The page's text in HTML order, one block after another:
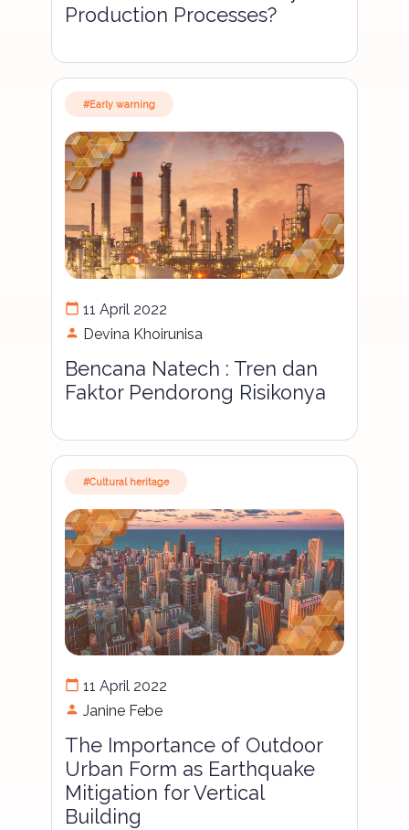
Production Processes?
#Early warning
calendar_today 11 April 2022
person Devina Khoirunisa
Bencana Natech : Tren dan
Faktor Pendorong Risikonya
#Cultural heritage
calendar_today 11 April 2022
person Janine Febe
The Importance of Outdoor
Urban Form as Earthquake
Mitigation for Vertical
Building